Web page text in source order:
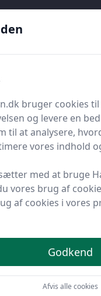
og Byggeri
Værktøjsdele og
tilbehør
Randmuffe
Vi har
bruger cookies
og levere en
til at analysere,
vores indhold
med at bruge
vores brug af
af cookies i vores
Godkend
Afvis alle cookies